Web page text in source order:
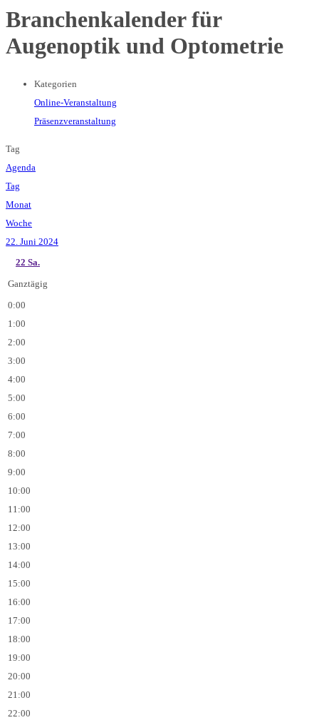
Branchenkalender für
Augenoptik und Optometrie
Kategorien
Online-Veranstaltung
Präsenzveranstaltung
Tag
Agenda
Tag
Monat
Woche
22. Juni 2024
22 Sa.
Ganztägig
0:00
1:00
2:00
3:00
4:00
5:00
6:00
7:00
8:00
9:00
10:00
11:00
12:00
13:00
14:00
15:00
16:00
17:00
18:00
19:00
20:00
21:00
22:00